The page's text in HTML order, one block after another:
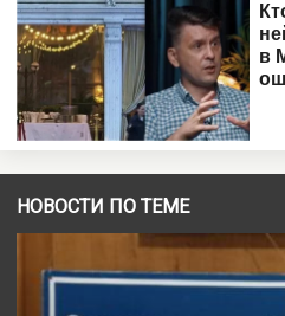
НОВОСТИ ПО ТЕМЕ